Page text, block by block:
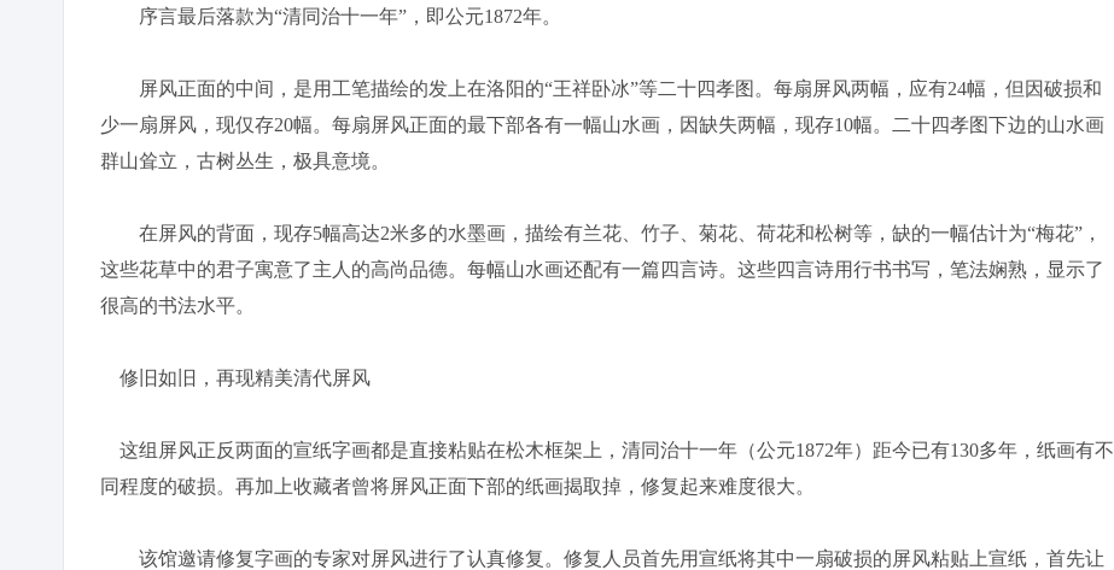
序言最后落款为“清同治十一年”，即公元1872年。
屏风正面的中间，是用工笔描绘的发上在洛阳的“王祥卧冰”等二十四孝图。每扇屏风两幅，应有24幅，但因破损和
少一扇屏风，现仅存20幅。每扇屏风正面的最下部各有一幅山水画，因缺失两幅，现存10幅。二十四孝图下边的山水画
群山耸立，古树丛生，极具意境。
在屏风的背面，现存5幅高达2米多的水墨画，描绘有兰花、竹子、菊花、荷花和松树等，缺的一幅估计为“梅花”，
这些花草中的君子寓意了主人的高尚品德。每幅山水画还配有一篇四言诗。这些四言诗用行书书写，笔法娴熟，显示了
很高的书法水平。
修旧如旧，再现精美清代屏风
这组屏风正反两面的宣纸字画都是直接粘贴在松木框架上，清同治十一年（公元1872年）距今已有130多年，纸画有不
同程度的破损。再加上收藏者曾将屏风正面下部的纸画揭取掉，修复起来难度很大。
该馆邀请修复字画的专家对屏风进行了认真修复。修复人员首先用宣纸将其中一扇破损的屏风粘贴上宣纸，首先让